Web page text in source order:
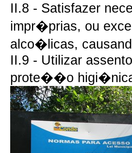
II.8 - Satisfazer
impr�prias, ou
alco�licas,
II.9 - Utilizar
prote��o